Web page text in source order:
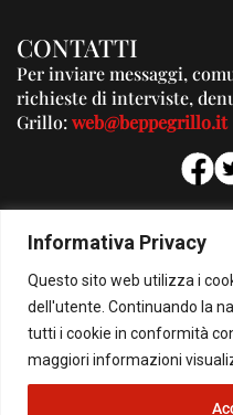
Informativa Privacy
Questo sito web utilizza i
dell'utente. Continuando la
tutti i cookie in conformità
maggiori informazioni
CONTATTI
Per inviare messaggi,
richieste di interviste,
Grillo:web@beppegrillo.it
Per
© Copyright 2026 - Il Blog di